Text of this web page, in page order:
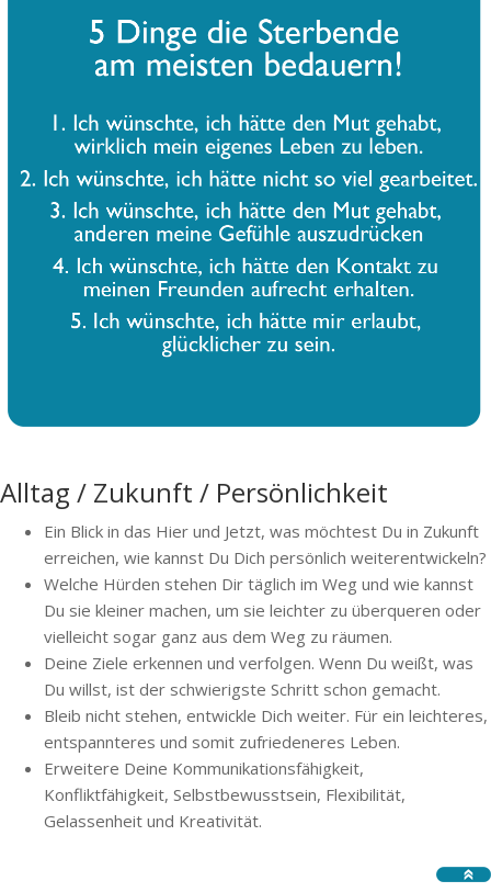
Alltag / Zukunft / Persönlichkeit
Ein Blick in das Hier und Jetzt, was möchtest Du in Zukunft
erreichen, wie kannst Du Dich persönlich weiterentwickeln?
Welche Hürden stehen Dir täglich im Weg und wie kannst
Du sie kleiner machen, um sie leichter zu überqueren oder
vielleicht sogar ganz aus dem Weg zu räumen.
Deine Ziele erkennen und verfolgen. Wenn Du weißt, was
Du willst, ist der schwierigste Schritt schon gemacht.
Bleib nicht stehen, entwickle Dich weiter. Für ein leichteres,
entspannteres und somit zufriedeneres Leben.
Erweitere Deine Kommunikationsfähigkeit,
Konfliktfähigkeit, Selbstbewusstsein, Flexibilität,
Gelassenheit und Kreativität.